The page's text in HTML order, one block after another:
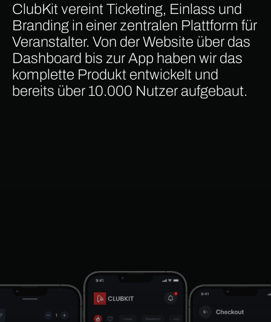
ClubKit vereint Ticketing, Einlass und
Branding in einer zentralen Plattform für
Veranstalter. Von der Website über das
Dashboard bis zur App haben wir das
komplette Produkt entwickelt und
bereits über 10.000 Nutzer aufgebaut.